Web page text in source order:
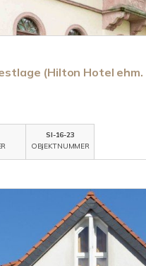
(Hilton Hotel ehm.
SI-16-23
OBJEKTNUMMER